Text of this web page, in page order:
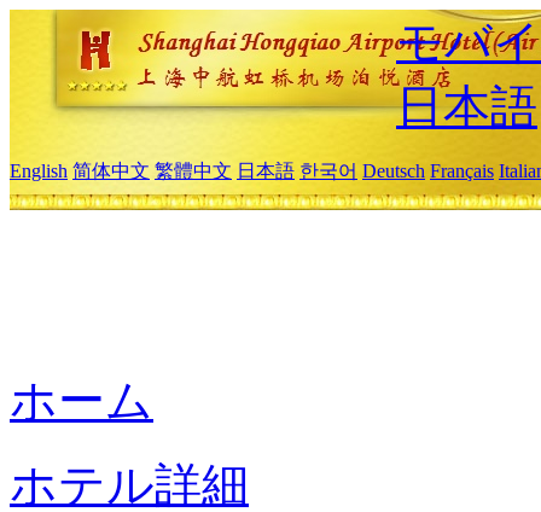
モバ
日本語
English 简体中文 繁體中文 日本語 한국어 Deutsch Français
ホーム
ホテル詳細